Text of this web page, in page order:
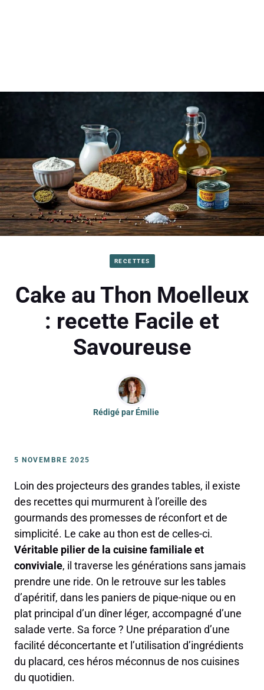
RECETTES
Cake au Thon Moelleux
: recette Facile et
Savoureuse
Rédigé par Émilie
5 NOVEMBRE 2025
Loin des projecteurs des grandes tables, il existe
des recettes qui murmurent à l’oreille des
gourmands des promesses de réconfort et de
simplicité. Le cake au thon est de celles-ci.
Véritable pilier de la cuisine familiale et
conviviale, il traverse les générations sans jamais
prendre une ride. On le retrouve sur les tables
d’apéritif, dans les paniers de pique-nique ou en
plat principal d’un dîner léger, accompagné d’une
salade verte. Sa force ? Une préparation d’une
facilité déconcertante et l’utilisation d’ingrédients
du placard, ces héros méconnus de nos cuisines
du quotidien.